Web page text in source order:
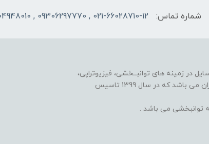
شماره تماس: 021-66028710-12 , 09306297770 , 09104948010
در زمینه های توانبــخشی، فیزیوتراپی،
مکانوتراپی، گرمادرمانی، الکتروتراپی، هندتراپی و کاردرمانی در ایران می باشد که در سال 1399 تاسیس
توانبخشی می باشد .